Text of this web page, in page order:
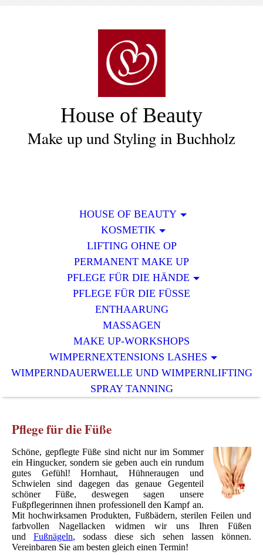
House of Beauty
Make up und Styling in Buchholz
HOUSE OF BEAUTY
KOSMETIK
LIFTING OHNE OP
PERMANENT MAKE UP
PFLEGE FÜR DIE HÄNDE
PFLEGE FÜR DIE FÜSSE
ENTHAARUNG
MASSAGEN
MAKE UP-WORKSHOPS
WIMPERNEXTENSIONS LASHES
WIMPERNDAUERWELLE UND WIMPERNLIFTING
SPRAY TANNING
Pflege für die Füße
Schöne, gepflegte Füße sind nicht nur im Sommer
ein Hingucker, sondern sie geben auch ein rundum
gutes Gefühl! Hornhaut, Hühneraugen und
Schwielen sind dagegen das genaue Gegenteil
schöner Füße, deswegen sagen unsere
Fußpflegerinnen ihnen professionell den Kampf an.
Mit hochwirksamen Produkten, Fußbädern, sterilen Feilen und
farbvollen Nagellacken widmen wir uns Ihren Füßen
und Fußnägeln, sodass diese sich sehen lassen können.
Vereinbaren Sie am besten gleich einen Termin!